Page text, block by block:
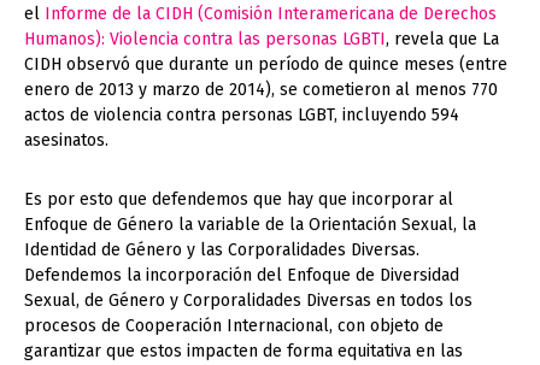
el Informe de la CIDH (Comisión Interamericana de Derechos
Humanos): Violencia contra las personas LGBTI, revela que La
CIDH observó que durante un período de quince meses (entre
enero de 2013 y marzo de 2014), se cometieron al menos 770
actos de violencia contra personas LGBT, incluyendo 594
asesinatos.
Es por esto que defendemos que hay que incorporar al
Enfoque de Género la variable de la Orientación Sexual, la
Identidad de Género y las Corporalidades Diversas.
Defendemos la incorporación del Enfoque de Diversidad
Sexual, de Género y Corporalidades Diversas en todos los
procesos de Cooperación Internacional, con objeto de
garantizar que estos impacten de forma equitativa en las